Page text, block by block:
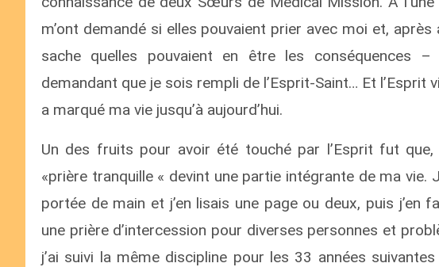
m’ont demandé si elles pouvaient prier avec moi et,
sache quelles pouvaient en être les conséquences –
demandant que je sois rempli de l’Esprit-Saint… Et
a marqué ma vie jusqu’à aujourd’hui.
Un des fruits pour avoir été touché par l’Esprit fut que,
«prière tranquille « devint une partie intégrante de ma vie.
portée de main et j’en lisais une page ou deux, puis j’en
une prière d’intercession pour diverses personnes et
j’ai suivi la même discipline pour les 33 années